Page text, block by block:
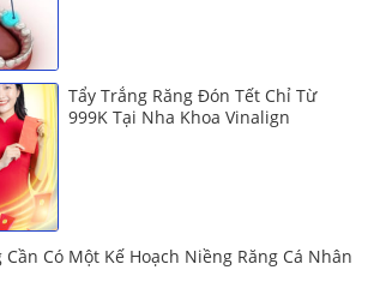
Tẩy Trắng Răng Đón Tết Chỉ Từ
999K Tại Nha Khoa Vinalign
Có Một Kế Hoạch Niềng Răng Cá Nhân